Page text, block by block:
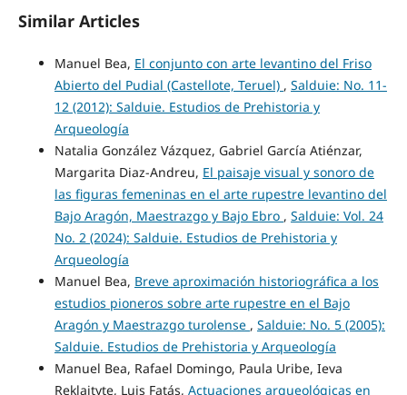
Similar Articles
Manuel Bea, El conjunto con arte levantino del Friso
Abierto del Pudial (Castellote, Teruel) , Salduie: No. 11-
12 (2012): Salduie. Estudios de Prehistoria y
Arqueología
Natalia González Vázquez, Gabriel García Atiénzar,
Margarita Diaz-Andreu, El paisaje visual y sonoro de
las figuras femeninas en el arte rupestre levantino del
Bajo Aragón, Maestrazgo y Bajo Ebro , Salduie: Vol. 24
No. 2 (2024): Salduie. Estudios de Prehistoria y
Arqueología
Manuel Bea, Breve aproximación historiográfica a los
estudios pioneros sobre arte rupestre en el Bajo
Aragón y Maestrazgo turolense , Salduie: No. 5 (2005):
Salduie. Estudios de Prehistoria y Arqueología
Manuel Bea, Rafael Domingo, Paula Uribe, Ieva
Reklaityte, Luis Fatás, Actuaciones arqueológicas en